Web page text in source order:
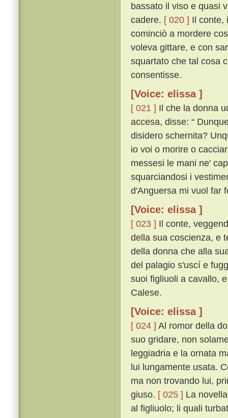
bassato il viso e quasi
cadere. [ 020 ] Il conte,
cominciò a mordere
voleva gittare, e con
squartato che tal cosa
consentisse.
[Voice: elissa ]
[ 021 ] Il che la donna
accesa, disse: “
disidero schernita?
io voi o morire o
messesi le mani ne'
squarciandosi i
d'Anguersa mi vuol far
[Voice: elissa ]
[ 023 ] Il conte,
della sua coscienza, e
della donna che alla
del palagio s'uscí e
suoi figliuoli a cavallo,
Calese.
[Voice: elissa ]
[ 024 ] Al romor della
suo gridare, non
leggiadria e la ornata
lui lungamente usata.
ma non trovando lui,
giuso. [ 025 ] La
al figliuolo; li quali